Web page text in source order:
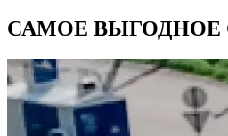
САМОЕ ВЫГОДНОЕ